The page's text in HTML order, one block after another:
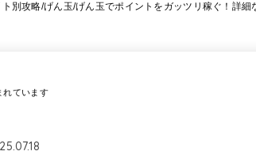
別攻略 げん玉 げん玉でポイントをガッツリ稼ぐ！詳細
れています